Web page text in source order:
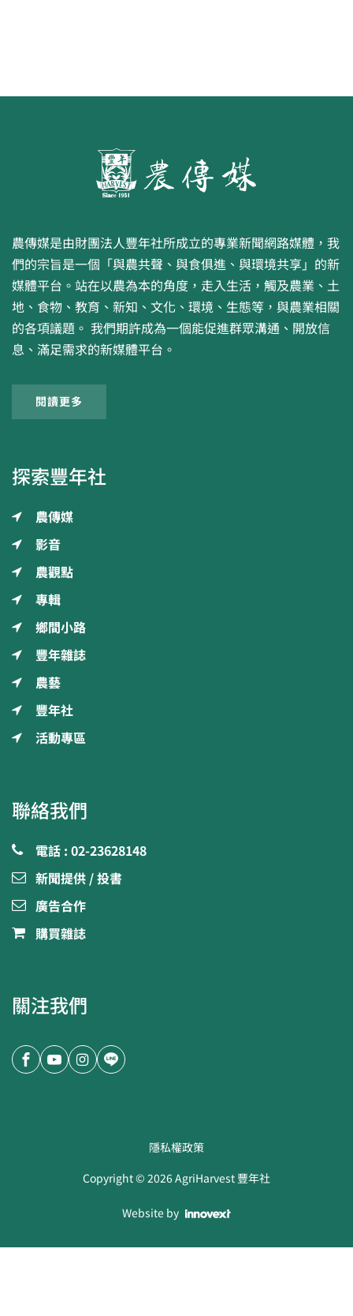
農傳媒是由財團法人豐年社所成立的專業新聞網路媒體，我
們的宗旨是一個「與農共聲、與食俱進、與環境共享」的新
媒體平台。站在以農為本的角度，走入生活，觸及農業、土
地、食物、教育、新知、文化、環境、生態等，與農業相關
的各項議題。 我們期許成為一個能促進群眾溝通、開放信
息、滿足需求的新媒體平台。
閱讀更多
探索豐年社
農傳媒
影音
農觀點
專輯
鄉間小路
豐年雜誌
農藝
豐年社
活動專區
聯絡我們
電話 : 02-23628148
新聞提供 / 投書
廣告合作
購買雜誌
關注我們
隱私權政策
Copyright ©2026AgriHarvest 豐年社
Website by